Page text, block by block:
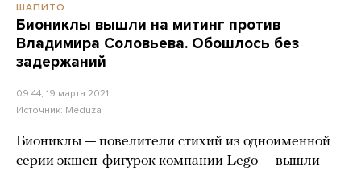
ШАПИТО
Биониклы вышли на митинг против
Владимира Соловьева. Обошлось без
задержаний
09:44, 19 марта 2021
Источник: Meduza
Биониклы — повелители стихий из одноименной
серии экшен-фигурок компании Lego — вышли